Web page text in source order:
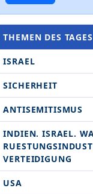
THEMEN DES TAGES
ISRAEL
SICHERHEIT
ANTISEMITISMUS
INDIEN. ISRAEL.
VERTEIDIGUNG
USA